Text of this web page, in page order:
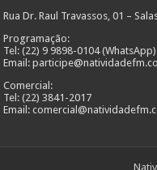
Rua Dr. Raul Travassos, 01 –
Programação:
Tel: (22) 9 9898-0104 (WhatsApp)
Email:
Comercial:
Tel: (22) 3841-2017
Email: